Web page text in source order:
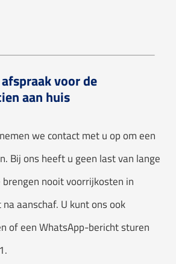
voor de
aan huis
we contact met u op om een
Bij ons heeft u geen last van lange
nooit voorrijkosten in
aanschaf. U kunt ons ook
of een WhatsApp-bericht sturen